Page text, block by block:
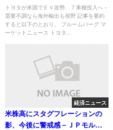
出も視野
トヨタが米国でＥＶ攻勢、７車種投入へ－
需要不調なら海外輸出も視野 記事を要約
すると以下のとおり。 ブルームバーグ マ
ーケットニュース トヨタ...
経済ニュース
米株高にスタグフレーションの
影、今後に警戒感－ＪＰモルガ